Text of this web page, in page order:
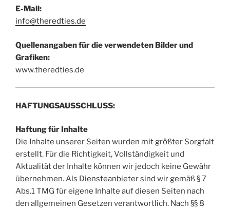
E-Mail:
info@theredties.de
Quellenangaben für die verwendeten Bilder und
Grafiken:
www.theredties.de
HAFTUNGSAUSSCHLUSS:
Haftung für Inhalte
Die Inhalte unserer Seiten wurden mit größter Sorgfalt
erstellt. Für die Richtigkeit, Vollständigkeit und
Aktualität der Inhalte können wir jedoch keine Gewähr
übernehmen. Als Diensteanbieter sind wir gemäß § 7
Abs.1 TMG für eigene Inhalte auf diesen Seiten nach
den allgemeinen Gesetzen verantwortlich. Nach §§ 8